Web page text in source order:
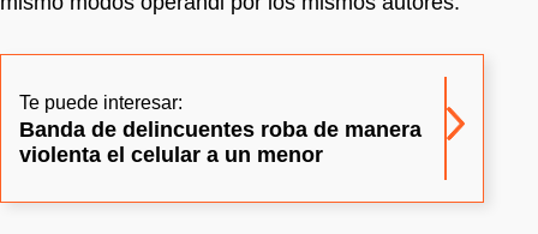
Te puede interesar:
Banda de delincuentes roba de manera
violenta el celular a un menor